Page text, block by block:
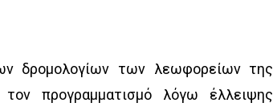
δρομολογίων των λεωφορείων της
προγραμματισμό λόγω έλλειψης